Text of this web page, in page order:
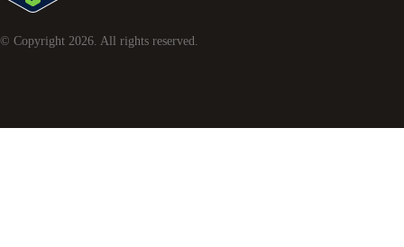
© Copyright 2026 . All rights reserved.